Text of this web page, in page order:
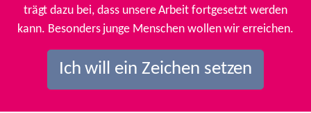
trägt dazu bei, dass unsere Arbeit fortgesetzt werden
kann. Besonders junge Menschen wollen wir erreichen.
Ich will ein Zeichen setzen